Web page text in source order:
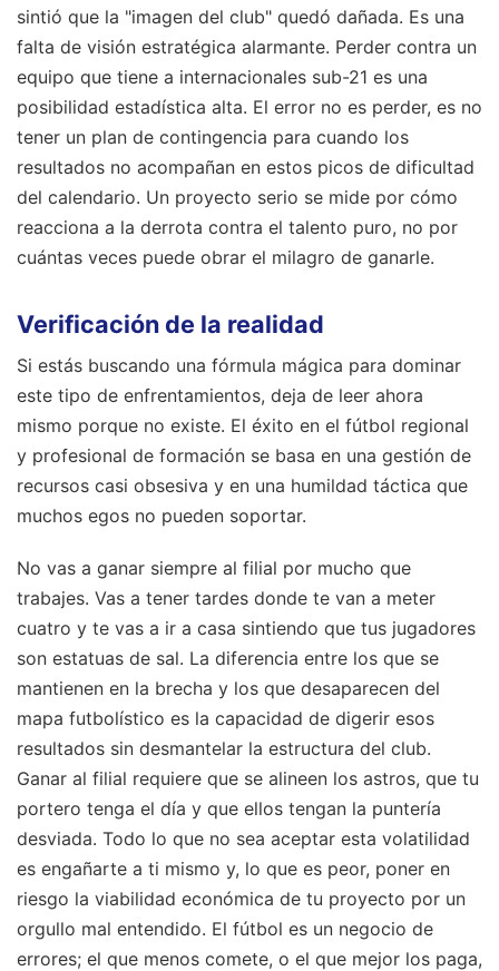
sintió que la "imagen del club" quedó dañada. Es una
falta de visión estratégica alarmante. Perder contra un
equipo que tiene a internacionales sub-21 es una
posibilidad estadística alta. El error no es perder, es no
tener un plan de contingencia para cuando los
resultados no acompañan en estos picos de dificultad
del calendario. Un proyecto serio se mide por cómo
reacciona a la derrota contra el talento puro, no por
cuántas veces puede obrar el milagro de ganarle.
Verificación de la realidad
Si estás buscando una fórmula mágica para dominar
este tipo de enfrentamientos, deja de leer ahora
mismo porque no existe. El éxito en el fútbol regional
y profesional de formación se basa en una gestión de
recursos casi obsesiva y en una humildad táctica que
muchos egos no pueden soportar.
No vas a ganar siempre al filial por mucho que
trabajes. Vas a tener tardes donde te van a meter
cuatro y te vas a ir a casa sintiendo que tus jugadores
son estatuas de sal. La diferencia entre los que se
mantienen en la brecha y los que desaparecen del
mapa futbolístico es la capacidad de digerir esos
resultados sin desmantelar la estructura del club.
Ganar al filial requiere que se alineen los astros, que tu
portero tenga el día y que ellos tengan la puntería
desviada. Todo lo que no sea aceptar esta volatilidad
es engañarte a ti mismo y, lo que es peor, poner en
riesgo la viabilidad económica de tu proyecto por un
orgullo mal entendido. El fútbol es un negocio de
errores; el que menos comete, o el que mejor los paga,